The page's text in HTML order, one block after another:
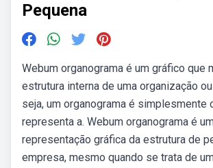
Pequena
Webum organograma é um gráfico que
estrutura interna de uma organização
seja, um organograma é simplesmente
representa a. Webum organograma é
representação gráfica da estrutura de
empresa, mesmo quando se trata de